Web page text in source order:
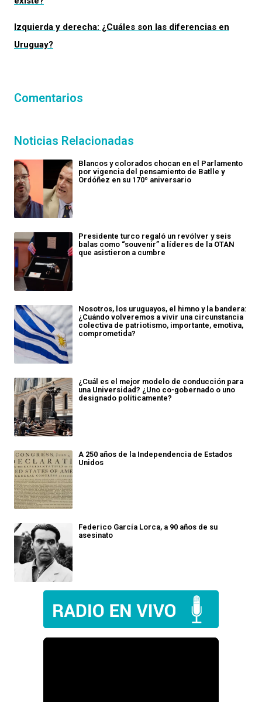
Izquierda y derecha: ¿Cuáles son las diferencias en
Uruguay?
Comentarios
Noticias Relacionadas
Blancos y colorados chocan en el Parlamento
por vigencia del pensamiento de Batlle y
Ordóñez en su 170º aniversario
Presidente turco regaló un revólver y seis
balas como “souvenir” a líderes de la OTAN
que asistieron a cumbre
Nosotros, los uruguayos, el himno y la bandera:
¿Cuándo volveremos a vivir una circunstancia
colectiva de patriotismo, importante, emotiva,
comprometida?
¿Cuál es el mejor modelo de conducción para
una Universidad? ¿Uno co-gobernado o uno
designado políticamente?
A 250 años de la Independencia de Estados
Unidos
Federico García Lorca, a 90 años de su
asesinato